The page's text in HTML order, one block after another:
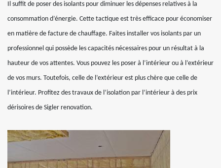
Il suffit de poser des isolants pour diminuer les dépenses relatives à la
consommation d’énergie. Cette tactique est très efficace pour économiser
en matière de facture de chauffage. Faites installer vos isolants par un
professionnel qui possède les capacités nécessaires pour un résultat à la
hauteur de vos attentes. Vous pouvez les poser à l’intérieur ou à l’extérieur
de vos murs. Toutefois, celle de l’extérieur est plus chère que celle de
l’intérieur. Profitez des travaux de l’isolation par l’intérieur à des prix
dérisoires de Sigler renovation.